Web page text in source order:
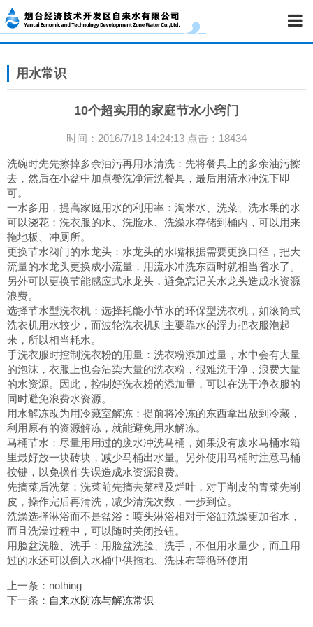
用水常识
10个超实用的家庭节水小窍门
时间：2016/7/18 14:24:13 点击：18434
洗碗时先先擦掉多余油污再用水清洗：先将餐具上的多余油污擦
去，然后在小盆中加点餐洗净清洗餐具，最后用清水冲洗下即
可。
一水多用，提高家庭用水的利用率：淘米水、洗菜、洗水果的水
可以浇花；洗衣服的水、洗脸水、洗澡水存储到桶内，可以用来
拖地板、冲厕所。
更换节水阀门的水龙头：水龙头的水嘴根据需要更换口径，把大
流量的水龙头更换成小流量，用流水冲洗东西时就相当省水了。
另外可以更换节能感应式水龙头，避免忘记关水龙头造成水资源
浪费。
选择节水型洗衣机：选择耗能小节水的环保型洗衣机，如滚筒式
洗衣机用水较少，而波轮洗衣机则主要靠水的浮力把衣服泡起
来，所以相当耗水。
手洗衣服时控制洗衣粉的用量：洗衣粉添加过量，水中会有大量
的泡沫，衣服上也会沾染大量的洗衣粉，很难洗干净，浪费大量
的水资源。因此，控制好洗衣粉的添加量，可以在洗干净衣服的
同时避免浪费水资源。
用水解冻改为用冷藏室解冻：提前将冷冻的东西拿出放到冷藏，
利用原有的资源解冻，就能避免用水解冻。
马桶节水：尽量用用过的废水冲洗马桶，如果没有废水马桶水箱
里最好放一块砖块，减少马桶出水量。另外使用马桶时注意马桶
按键，以免操作失误造成水资源浪费。
先摘菜后洗菜：洗菜前先摘去菜根及烂叶，对于削皮的青菜先削
皮，操作完后再清洗，减少清洗次数，一步到位。
洗澡选择淋浴而不是盆浴：喷头淋浴相对于浴缸洗澡更加省水，
而且洗澡过程中，可以随时关闭按钮。
用脸盆洗脸、洗手：用脸盆洗脸、洗手，不但用水量少，而且用
过的水还可以倒入水桶中供拖地、洗抹布等循环使用
上一条：nothing
下一条： 自来水防冻与解冻常识